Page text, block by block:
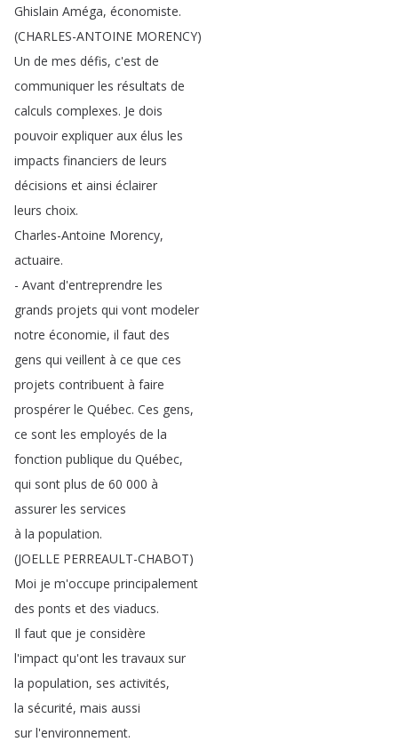
Ghislain Améga, économiste.
(CHARLES-ANTOINE MORENCY)
Un de mes défis, c'est de
communiquer les résultats de
calculs complexes. Je dois
pouvoir expliquer aux élus les
impacts financiers de leurs
décisions et ainsi éclairer
leurs choix.
Charles-Antoine Morency,
actuaire.
- Avant d'entreprendre les
grands projets qui vont modeler
notre économie, il faut des
gens qui veillent à ce que ces
projets contribuent à faire
prospérer le Québec. Ces gens,
ce sont les employés de la
fonction publique du Québec,
qui sont plus de 60 000 à
assurer les services
à la population.
(JOELLE PERREAULT-CHABOT)
Moi je m'occupe principalement
des ponts et des viaducs.
Il faut que je considère
l'impact qu'ont les travaux sur
la population, ses activités,
la sécurité, mais aussi
sur l'environnement.